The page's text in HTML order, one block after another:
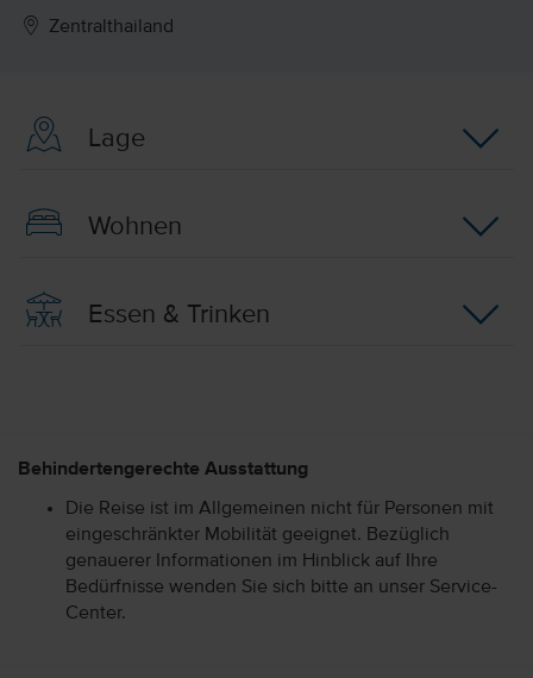
Zentralthailand
Lage
Wohnen
Essen & Trinken
Behindertengerechte Ausstattung
Die Reise ist im Allgemeinen nicht für Personen mit
eingeschränkter Mobilität geeignet. Bezüglich
genauerer Informationen im Hinblick auf Ihre
Bedürfnisse wenden Sie sich bitte an unser Service-
Center.